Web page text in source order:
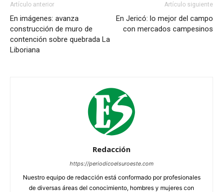
Artículo anterior
En imágenes: avanza
construcción de muro de
contención sobre quebrada La
Liboriana
Artículo siguiente
En Jericó: lo mejor del campo
con mercados campesinos
Redacción
https://periodicoelsuroeste.com
Nuestro equipo de redacción está conformado por profesionales
de diversas áreas del conocimiento, hombres y mujeres con